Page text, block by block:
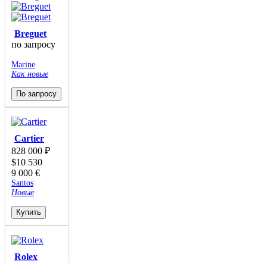
Breguet
по запросу
Marine
Как новые
По запросу
Cartier
828 000 ₽
$10 530
9 000 €
Santos
Новые
Купить
Rolex